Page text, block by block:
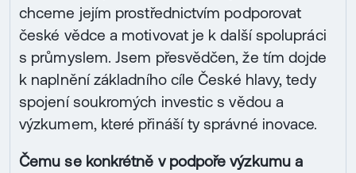
chceme jejím prostřednictvím podporovat
české vědce a motivovat je k další spolupráci
s průmyslem. Jsem přesvědčen, že tím dojde
k naplnění základního cíle České hlavy, tedy
spojení soukromých investic s vědou a
výzkumem, které přináší ty správné inovace.
Čemu se konkrétně v podpoře výzkumu a